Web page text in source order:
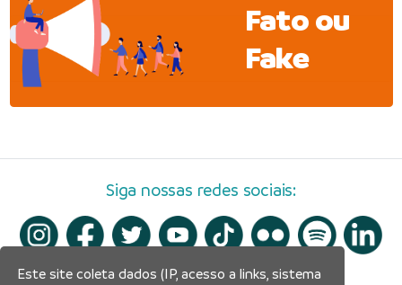
Fato ou
Fake
Siga nossas redes sociais:
Este site coleta dados (IP, acesso a links, sistema